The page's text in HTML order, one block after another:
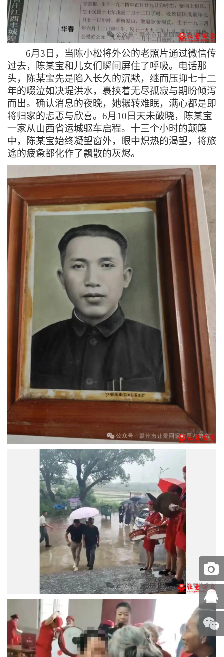
6月3日，当陈小松将外公的老照片通过微信传
过去，陈某宝和儿女们瞬间屏住了呼吸。电话那
头，陈某宝先是陷入长久的沉默，继而压抑七十二
年的啜泣如决堤洪水，裹挟着无尽孤寂与期盼倾泻
而出。确认消息的夜晚，她辗转难眠，满心都是即
将归家的忐忑与欣喜。6月10日天未破晓，陈某宝
一家从山西省运城驱车启程。十三个小时的颠簸
中，陈某宝始终凝望窗外，眼中炽热的渴望，将旅
途的疲惫都化作了飘散的灰烬。